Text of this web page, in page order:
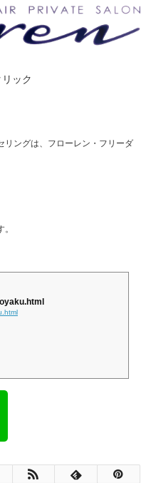
ック
リングは、フローレン・フリーダ